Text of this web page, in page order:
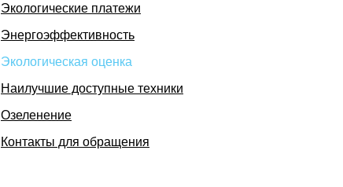
Экологические платежи
Энергоэффективность
Экологическая оценка
Наилучшие доступные техники
Озеленение
Контакты для обращения